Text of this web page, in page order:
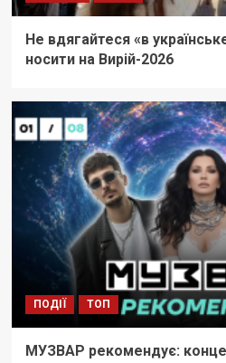
Не вдягайтеся «в
носити на Вирій-2026
ПОДІЇ ТОП
МУЗВАР рекомендує: